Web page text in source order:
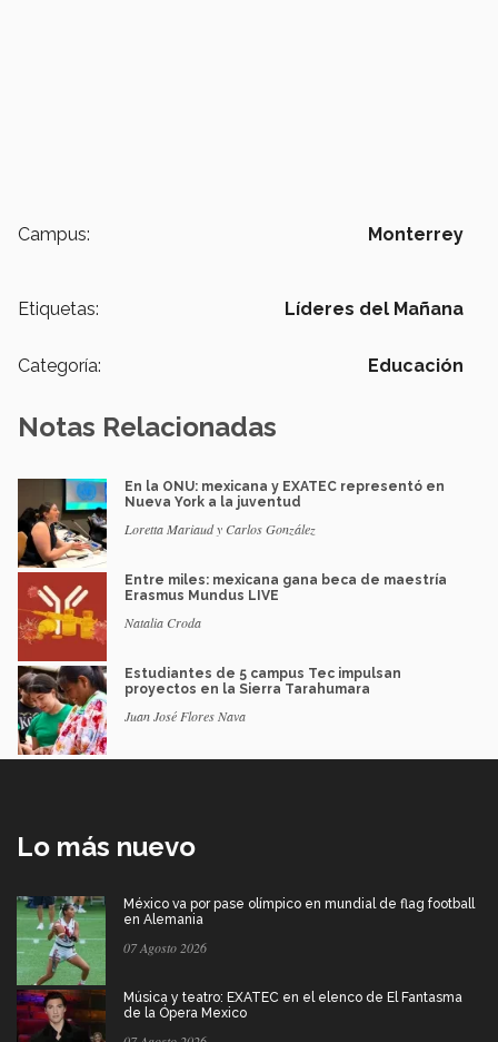
Campus: Monterrey
Etiquetas: Líderes del Mañana
Categoría: Educación
Notas Relacionadas
En la ONU: mexicana y EXATEC representó en
Nueva York a la juventud
Loretta Mariaud y Carlos González
Entre miles: mexicana gana beca de maestría
Erasmus Mundus LIVE
Natalia Croda
Estudiantes de 5 campus Tec impulsan
proyectos en la Sierra Tarahumara
Juan José Flores Nava
Lo más nuevo
México va por pase olímpico en mundial de flag football
en Alemania
07 Agosto 2026
Música y teatro: EXATEC en el elenco de El Fantasma
de la Ópera Mexico